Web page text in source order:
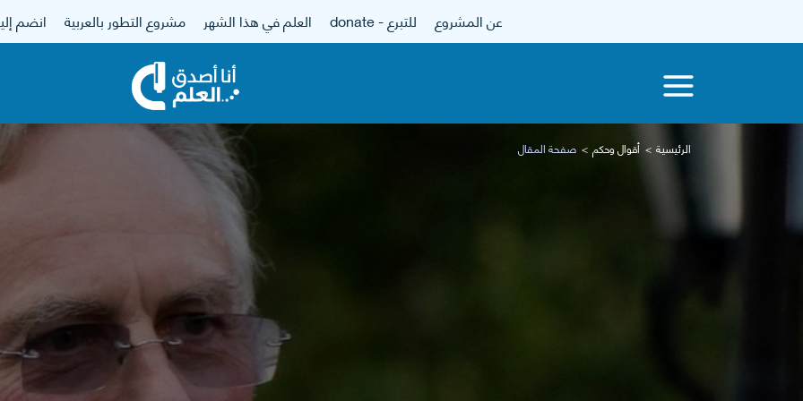
عن المشروع للتبرع - donate العلم في هذا الشهر مشروع التطور بالعربية انضم
الرئيسية أقوال وحكم صفحة المقال